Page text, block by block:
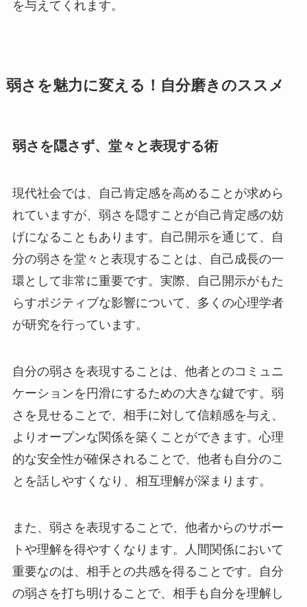
を与えてくれます。
弱さを魅力に変える！自分磨きのススメ
弱さを隠さず、堂々と表現する術
現代社会では、自己肯定感を高めることが求めら
れていますが、弱さを隠すことが自己肯定感の妨
げになることもあります。自己開示を通じて、自
分の弱さを堂々と表現することは、自己成長の一
環として非常に重要です。実際、自己開示がもた
らすポジティブな影響について、多くの心理学者
が研究を行っています。
自分の弱さを表現することは、他者とのコミュニ
ケーションを円滑にするための大きな鍵です。弱
さを見せることで、相手に対して信頼感を与え、
よりオープンな関係を築くことができます。心理
的な安全性が確保されることで、他者も自分のこ
とを話しやすくなり、相互理解が深まります。
また、弱さを表現することで、他者からのサポー
トや理解を得やすくなります。人間関係において
重要なのは、相手との共感を得ることです。自分
の弱さを打ち明けることで、相手も自分を理解し